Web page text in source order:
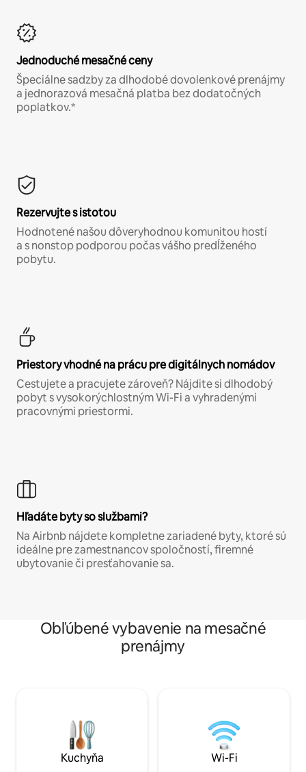
Jednoduché mesačné ceny
Špeciálne sadzby za dlhodobé dovolenkové prenájmy
a jednorazová mesačná platba bez dodatočných
poplatkov.*
Rezervujte s istotou
Hodnotené našou dôveryhodnou komunitou hostí
a s nonstop podporou počas vášho predĺženého
pobytu.
Priestory vhodné na prácu pre digitálnych nomádov
Cestujete a pracujete zároveň? Nájdite si dlhodobý
pobyt s vysokorýchlostným Wi-Fi a vyhradenými
pracovnými priestormi.
Hľadáte byty so službami?
Na Airbnb nájdete kompletne zariadené byty, ktoré sú
ideálne pre zamestnancov spoločností, firemné
ubytovanie či presťahovanie sa.
Obľúbené vybavenie na mesačné
prenájmy
Kuchyňa Wi-Fi